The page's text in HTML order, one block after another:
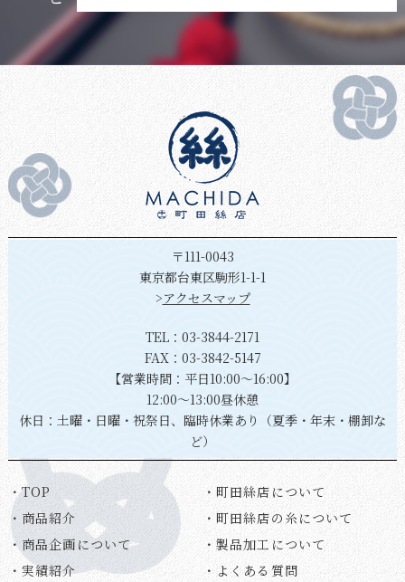
〒111-0043
東京都台東区駒形1-1-1
>アクセスマップ
TEL： 03-3844-2171
FAX：03-3842-5147
【営業時間：平日10:00～16:00】
12:00～13:00昼休憩
休日：土曜・日曜・祝祭日、臨時休業あり（夏季・年末・棚卸な
ど）
・TOP
・町田絲店について
・商品紹介
・町田絲店の糸について
・商品企画について
・製品加工について
・実績紹介
・よくある質問